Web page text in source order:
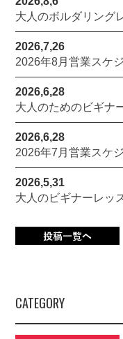
大人のボルダリング
2026,7,26
2026年8月営業スケ
2026,6,28
大人のためのビギナ
2026,6,28
2026年7月営業スケ
2026,5,31
大人のビギナーレッ
CATEGORY